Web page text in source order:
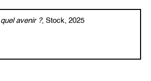
avenir ?, Stock, 2025